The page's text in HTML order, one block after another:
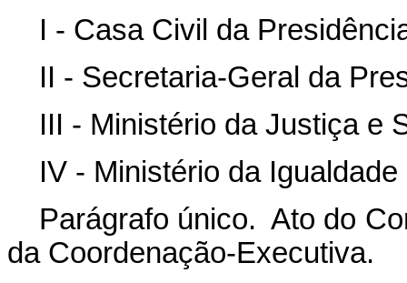
I - Casa Civil da
II - Secretaria-Geral da
III - Ministério da Justiça e
IV - Ministério da
Parágrafo único. Ato do
da Coordenação-Executiva.